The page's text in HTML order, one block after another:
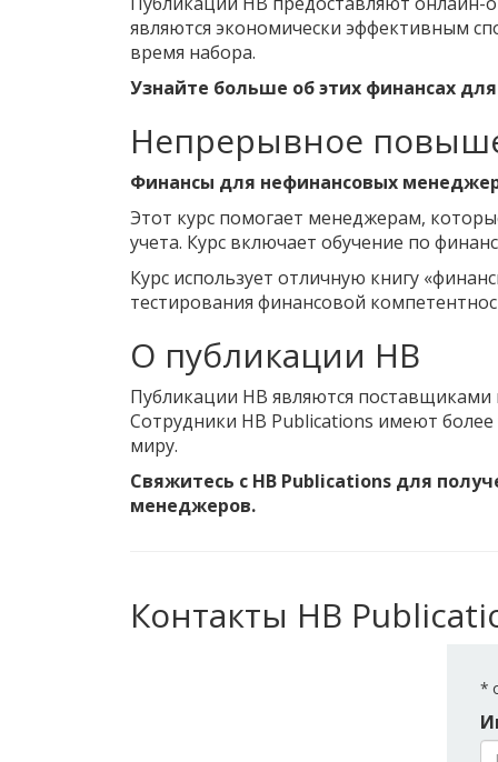
являются экономически эффективным
время набора.
Узнайте больше об этих финансах
Непрерывное
Финансы для нефинансовых
Этот курс помогает менеджерам,
учета. Курс включает обучение по
Курс использует отличную книгу
тестирования финансовой
О публикации HB
Публикации HB являются поставщиками
Сотрудники HB Publications имеют
миру.
Свяжитесь с HB Publications для
менеджеров.
Контакты HB
*